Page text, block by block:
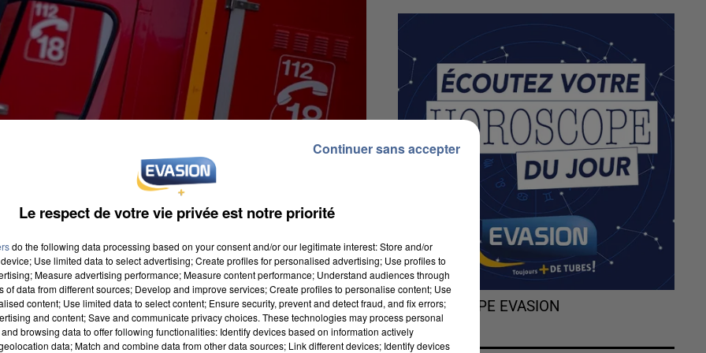
en plein milieu de soirée, du côté de Dreux. Il
L'HOROSCOPE EVASION
Le respect de votre vie privée est notre priorité
do the following data processing based on your consent and/or our legitimate interest: Store and/or
Use limited data to select advertising; Create profiles for personalised advertising; Use profiles to
Measure advertising performance; Measure content performance; Understand audiences through
of data from different sources; Develop and improve services; Create profiles to personalise content; Use
content; Use limited data to select content; Ensure security, prevent and detect fraud, and fix errors;
and content; Save and communicate privacy choices. These technologies may process personal
browsing data to offer following functionalities: Identify devices based on information actively
data; Match and combine data from other data sources; Link different devices; Identify devices
Continuer sans accepter